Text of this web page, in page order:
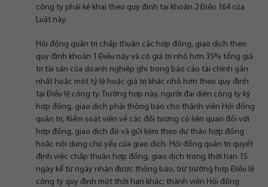
công ty phải kê khai theo quy định tại khoản 2 Điều 164 của
Luật này.
Hội đồng quản trị chấp thuận các hợp đồng, giao dịch theo
quy định khoản 1 Điều này và có giá trị nhỏ hơn 35% tổng giá
trị tài sản của doanh nghiệp ghi trong báo cáo tài chính gần
nhất hoặc một tỷ lệ hoặc giá trị khác nhỏ hơn theo quy định
tại Điều lệ công ty. Trường hợp này, người đại diện công ty ký
hợp đồng, giao dịch phải thông báo cho thành viên Hội đồng
quản trị, Kiểm soát viên về các đối tượng có liên quan đối với
hợp đồng, giao dịch đó và gửi kèm theo dự thảo hợp đồng
hoặc nội dung chủ yếu của giao dịch. Hội đồng quản trị quyết
định việc chấp thuận hợp đồng, giao dịch trong thời hạn 15
ngày kể từ ngày nhận được thông báo, trừ trường hợp Điều lệ
công ty quy định một thời hạn khác; thành viên Hội đồng